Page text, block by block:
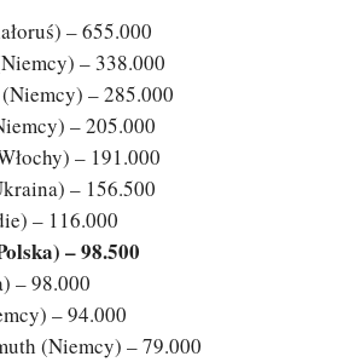
– 655.000
– 338.000
– 285.000
– 205.000
– 191.000
– 156.500
– 116.000
– 98.500
– 98.000
– 94.000
(Niemcy) – 79.000